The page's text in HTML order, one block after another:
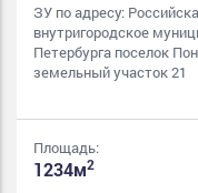
ЗУ по адресу:
внутригородское
Петербурга поселок
земельный участок 21
Площадь:
1234м2